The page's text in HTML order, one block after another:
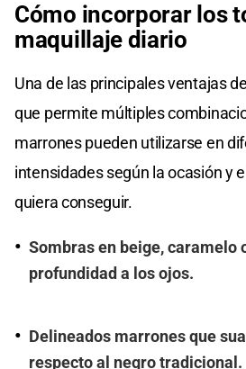
Cómo incorporar los
maquillaje diario
Una de las principales ventajas
que permite múltiples
marrones pueden utilizarse en
intensidades según la ocasión y
quiera conseguir.
Sombras en beige, caramelo
profundidad a los ojos.
Delineados marrones que
respecto al negro tradicional.